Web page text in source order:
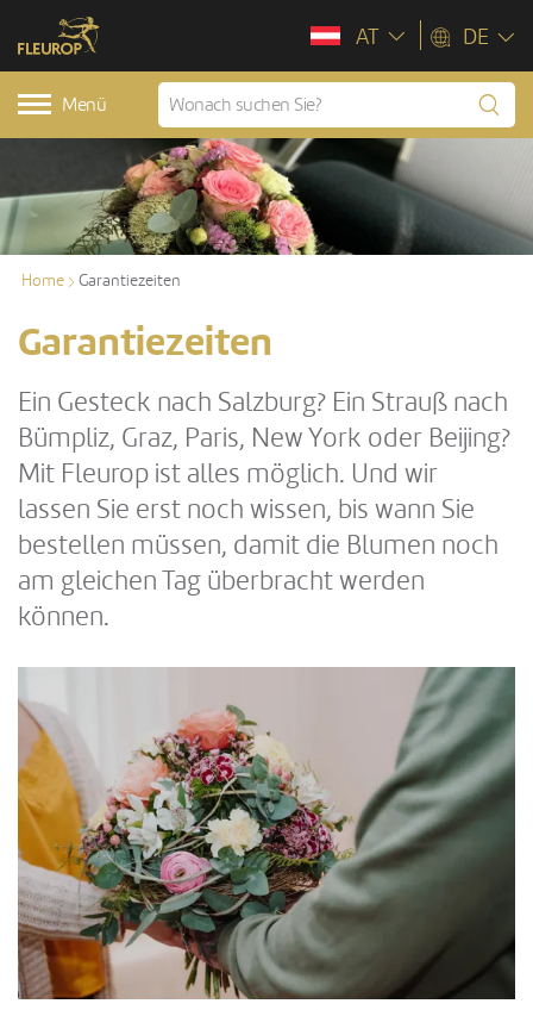
AT DE
Menü
Home Garantiezeiten
Garantiezeiten
Ein Gesteck nach Salzburg? Ein Strauß nach
Bümpliz, Graz, Paris, New York oder Beijing?
Mit Fleurop ist alles möglich. Und wir
lassen Sie erst noch wissen, bis wann Sie
bestellen müssen, damit die Blumen noch
am gleichen Tag überbracht werden
können.